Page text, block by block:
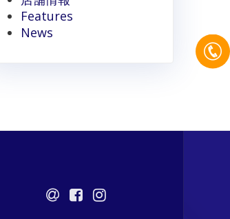
Features
News